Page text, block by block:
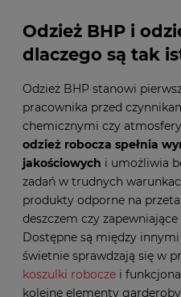
Odzież BHP i
dlaczego są tak
Odzież BHP stanowi
pracownika przed
chemicznymi czy
odzież robocza spełnia
jakościowych i umożliwia
zadań w trudnych
produkty odporne na
deszczem czy
Dostępne są między innymi
świetnie sprawdzają się w
koszulki robocze i
kolejne elementy